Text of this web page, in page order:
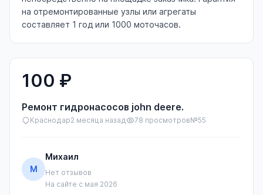
на отремонтированные узлы или агрегаты
составляет 1 год или 1000 моточасов.
100 ₽
Ремонт гидронасосов john deere.
Краснодар2 месяца назад 78 просмотров№55
М
Михаил
Нет отзывов
На сайте с мая 2026